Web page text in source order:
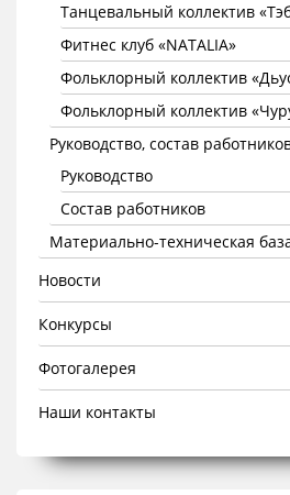
Танцевальный коллектив
Фитнес клуб «NATALIA»
Фольклорный коллектив
Фольклорный коллектив
Руководство, состав
Руководство
Состав работников
Материально-техническая
Новости
Конкурсы
Фотогалерея
Наши контакты